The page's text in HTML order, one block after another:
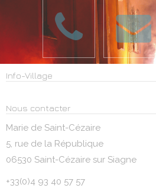
Info-Village
Nous contacter
Marie de Saint-Cézaire
5, rue de la République
06530 Saint-Cézaire sur Siagne
+33(0)4 93 40 57 57